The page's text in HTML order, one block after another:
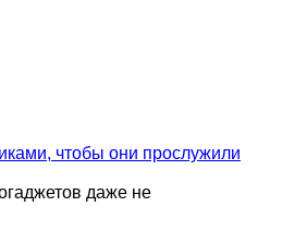
чтобы они прослужили
даже не